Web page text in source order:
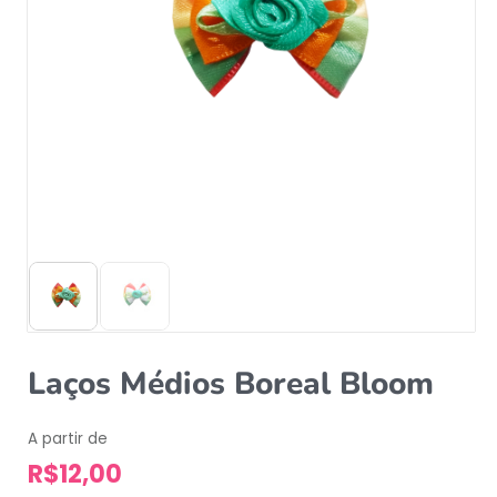
Laços Médios Boreal Bloom
A partir de
R$12,00